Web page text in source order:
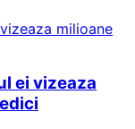
ei vizeaza